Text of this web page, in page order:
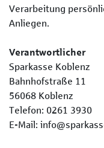
Verarbeitung
Anliegen.
Verantwortlicher
Sparkasse Koblenz
Bahnhofstraße 11
56068 Koblenz
Telefon: 0261 3930
E-Mail: